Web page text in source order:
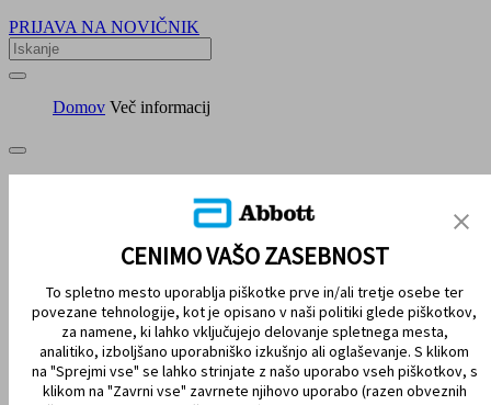
PRIJAVA NA NOVIČNIK
Domov Več informacij
IZJAVE O OMEJITVI ODGOVORNOSTI IN VIRI
CENIMO VAŠO ZASEBNOST
To spletno mesto uporablja piškotke prve in/ali tretje osebe ter
povezane tehnologije, kot je opisano v naši politiki glede piškotkov,
za namene, ki lahko vključujejo delovanje spletnega mesta,
analitiko, izboljšano uporabniško izkušnjo ali oglaševanje. S klikom
na "Sprejmi vse" se lahko strinjate z našo uporabo vseh piškotkov, s
klikom na "Zavrni vse" zavrnete njihovo uporabo (razen obveznih